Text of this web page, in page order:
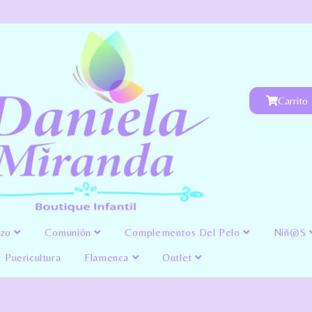
Carrito
Comunión Complementos Del Pelo Niñ@s
Puericultura Flamenca Outlet